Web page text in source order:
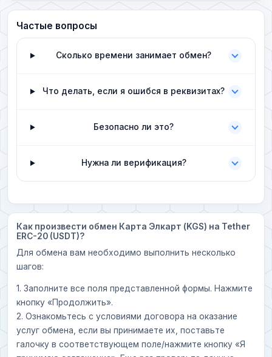
Частые вопросы
Сколько времени занимает обмен?
Что делать, если я ошибся в реквизитах?
Безопасно ли это?
Нужна ли верификация?
Как произвести обмен Карта Элкарт (KGS) на Tether
ERC-20 (USDT)?
Для обмена вам необходимо выполнить несколько
шагов:
1. Заполните все поля представленной формы. Нажмите
кнопку «Продолжить».
2. Ознакомьтесь с условиями договора на оказание
услуг обмена, если вы принимаете их, поставьте
галочку в соответствующем поле/нажмите кнопку «Я